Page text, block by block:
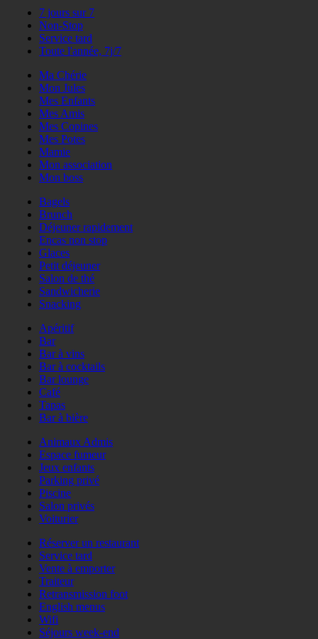
7 jours sur 7
Non-Stop
Service tard
Toute l'année, 7j/7
Ma Chérie
Mon Jules
Mes Enfants
Mes Amis
Mes Copines
Mes Potes
Mamie
Mon association
Mon boss
Bagels
Brunch
Déjeuner rapidement
Encas non stop
Glaces
Petit déjeuner
Salon de thé
Sandwicherie
Snacking
Apéritif
Bar
Bar à vins
Bar à cocktails
Bar lounge
Café
Tapas
Bar à bière
Animaux Admis
Espace fumeur
Jeux enfants
Parking privé
Piscine
Salon privés
Voiturier
Réserver un restaurant
Service tard
Vente à emporter
Traiteur
Retransmission foot
English menus
Wifi
Séjours week-end